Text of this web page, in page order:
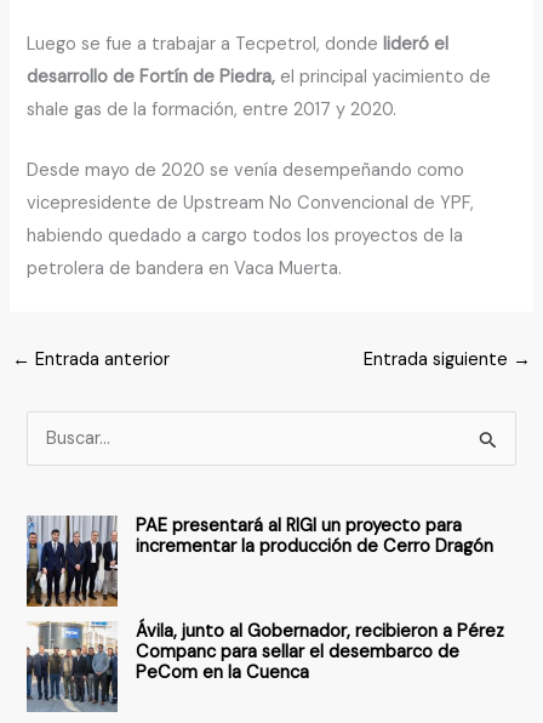
Luego se fue a trabajar a Tecpetrol, donde lideró el
desarrollo de Fortín de Piedra, el principal yacimiento de
shale gas de la formación, entre 2017 y 2020.
Desde mayo de 2020 se venía desempeñando como
vicepresidente de Upstream No Convencional de YPF,
habiendo quedado a cargo todos los proyectos de la
petrolera de bandera en Vaca Muerta.
← Entrada anterior Entrada siguiente →
u
c
a
r
o
r
PAE presentará al RIGI un proyecto para
incrementar la producción de Cerro Dragón
Ávila, junto al Gobernador, recibieron a Pérez
Companc para sellar el desembarco de
PeCom en la Cuenca